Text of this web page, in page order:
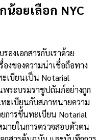
อยเลือก NYC
องเอกสารกับเราด้วย
งของความน่าเชื่อถือทาง
เบียนเป็น Notarial
ระบรมราชูปถัมภ์อย่างถูก
ะเบียนกับสภาทนายความ
การขึ้นทะเบียน Notarial
ายในการตรวจสอบตัวตน